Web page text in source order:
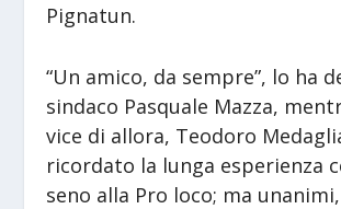
Pignatun.
“Un amico, da sempre”, lo ha
sindaco Pasquale Mazza,
vice di allora, Teodoro
ricordato la lunga esperienza
seno alla Pro loco; ma